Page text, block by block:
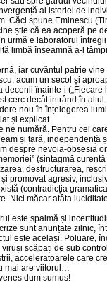
al istoriei de
Căci spune Eminescu
știe că ea acoperă pe
urmă e laboratorul
limbă înseamnă a-l
iar cuvântul patrie
acum un secol și
înainte-i
cerc decât intrând în
nou în înțelegerea
și explicat.
ne numără. Pentru cei
și țară, independență
despre nevoia-obsesia
(sintagmă
destructurarea,
promovat agresiv,
(contradicția
Nici măcar atâta
este spaimă și
sunt anunțate zilnic,
este același. Poluare,
scăpați de sub
acceleratoarele care
mai are viitorul…
dum sumus!